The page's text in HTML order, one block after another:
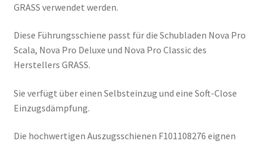
GRASS verwendet werden.
Diese Führungsschiene passt für die Schubladen Nova Pro
Scala, Nova Pro Deluxe und Nova Pro Classic des
Herstellers GRASS.
Sie verfügt über einen Selbsteinzug und eine Soft-Close
Einzugsdämpfung.
Die hochwertigen Auszugsschienen F101108276 eignen